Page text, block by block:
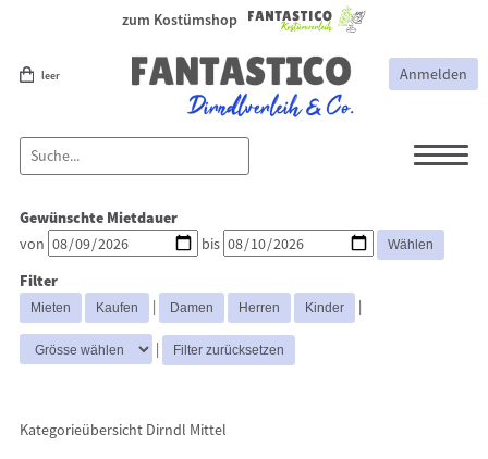
zum Kostümshop
leer Anmelden
Dirndl
Lederhosen Zubehör
Lederhosen
Kostüme
Dirndl Mittel Dirndl Lang
Dirndl
Kurz
Gewünschte Mietdauer
von bis
Filter
| |
|
Kategorieübersicht Dirndl Mittel